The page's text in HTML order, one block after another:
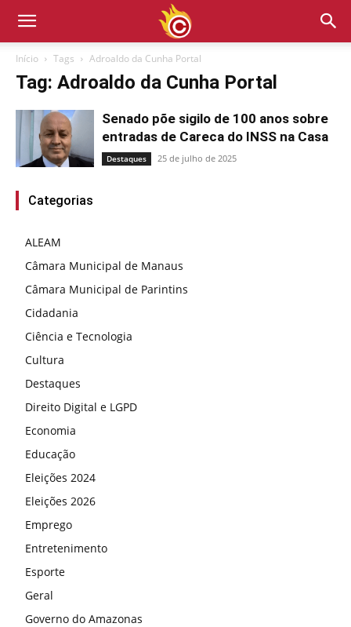
Início Tags Adroaldo da Cunha Portal
Tag: Adroaldo da Cunha Portal
Senado põe sigilo de 100 anos sobre
entradas de Careca do INSS na Casa
Destaques 25 de julho de 2025
Categorias
ALEAM
Câmara Municipal de Manaus
Câmara Municipal de Parintins
Cidadania
Ciência e Tecnologia
Cultura
Destaques
Direito Digital e LGPD
Economia
Educação
Eleições 2024
Eleições 2026
Emprego
Entretenimento
Esporte
Geral
Governo do Amazonas